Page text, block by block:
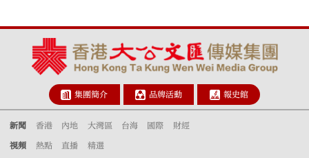
集團簡介 品牌活動 報史館
新聞 香港 內地 大灣區 台海 國際 財經
視頻 熱點 直播 精選